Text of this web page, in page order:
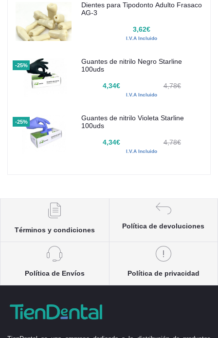
Dientes para Tipodonto Adulto Frasaco
AG-3
3,62€
I.V.A Incluido
-25%
Guantes de nitrilo Negro Starline
100uds
4,34€ 4,78€
I.V.A Incluido
-25%
Guantes de nitrilo Violeta Starline
100uds
4,34€ 4,78€
I.V.A Incluido
Términos y condiciones
Política de devoluciones
Política de Envíos Política de privacidad